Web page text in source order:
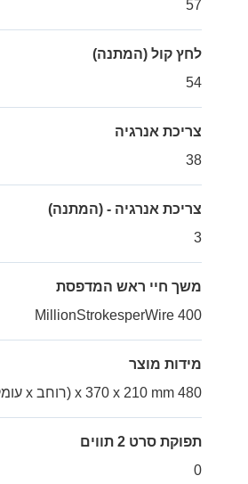
57
לחץ קול (המתנה)
54
צריכת אנרגיה
38
צריכת אנרגיה - (המתנה)
3
משך חיי ראש המדפסת
400 MillionStrokesperWire
מידות מוצר
480 x 370 x 210 mm (רוחב x עומק x גובה)
תפוקת סרט 2 תווים
0